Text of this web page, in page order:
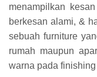
menampilkan
berkesan alami, &
sebuah furniture
rumah maupun
warna pada